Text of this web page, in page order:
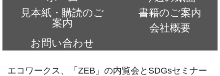
見本紙・購読のご
案内
書籍のご案内
会社概要
お問い合わせ
エコワークス、「ZEB」の内覧会とSDGsセミナー